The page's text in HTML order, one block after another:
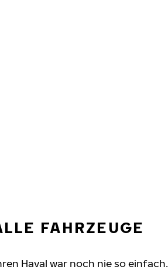
FAHRZEUGE
Haval war noch nie so einfach.